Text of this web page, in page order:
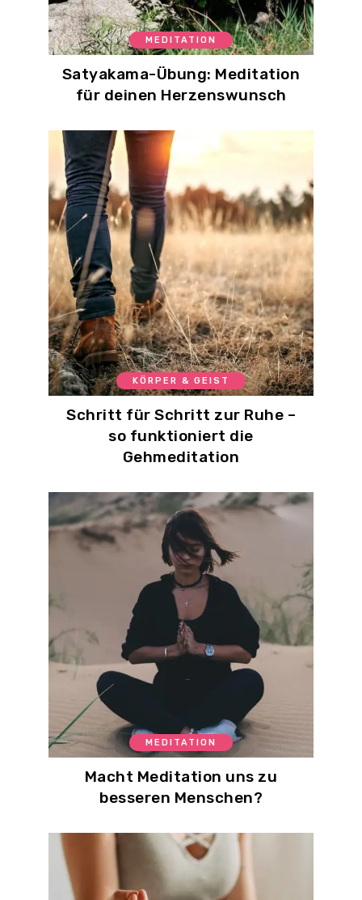
MEDITATION
Satyakama-Übung: Meditation
für deinen Herzenswunsch
KÖRPER & GEIST
Schritt für Schritt zur Ruhe –
so funktioniert die
Gehmeditation
MEDITATION
Macht Meditation uns zu
besseren Menschen?